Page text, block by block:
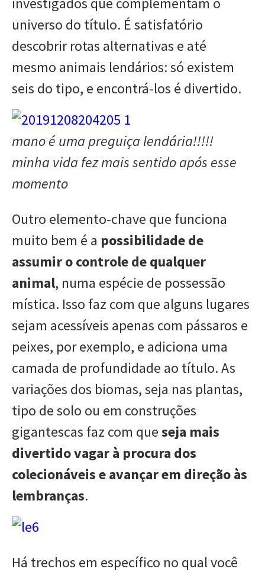
universo do título. É satisfatório
descobrir rotas alternativas e até
mesmo animais lendários: só existem
seis do tipo, e encontrá-los é divertido.
mano é uma preguiça lendária!!!!!
minha vida fez mais sentido após esse
momento
Outro elemento-chave que funciona
muito bem é a possibilidade de
assumir o controle de qualquer
animal, numa espécie de possessão
mística. Isso faz com que alguns lugares
sejam acessíveis apenas com pássaros e
peixes, por exemplo, e adiciona uma
camada de profundidade ao título. As
variações dos biomas, seja nas plantas,
tipo de solo ou em construções
gigantescas faz com queseja mais
divertido vagar à procura dos
colecionáveis e avançar em direção às
lembranças.
Há trechos em específico no qual você